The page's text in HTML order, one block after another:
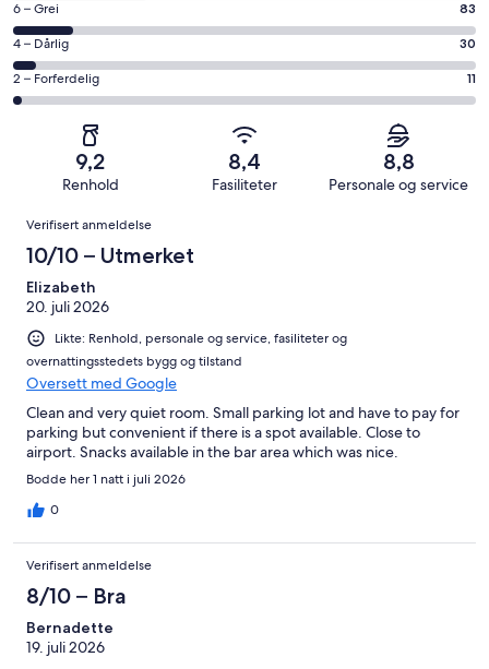
−
Utmerket.
346
av
totalt
anmeldelser.
8
−
Bra.
193
anmeldelser.
Rangering
på
6
−
Grei.
anmeldelser.
6 – Grei 83
Rangering
på
4
663
anmeldelser.
4 – Dårlig 30
Rangering
på
Forferdelig.
av
totalt
663
anmeldelser.
2 – Forferdelig 11
9,2
Renhold
8,4
Fasiliteter
8,8
Personale og service
Anmeldelser
Verifisert anmeldelse
10/10 – Utmerket
Elizabeth
20. juli 2026
Likte: Renhold, personale og service, fasiliteter og
overnattingsstedets bygg og tilstand
Oversett med Google
Clean and very quiet room. Small parking lot and have to pay for
parking but convenient if there is a spot available. Close to
airport. Snacks available in the bar area which was nice.
Bodde her 1 natt i juli 2026
0
Verifisert anmeldelse
8/10 – Bra
Bernadette
19. juli 2026